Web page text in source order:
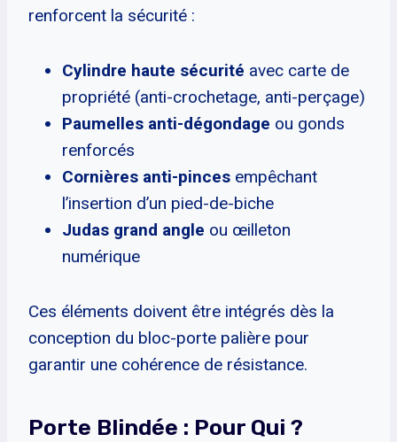
renforcent la sécurité :
Cylindre haute sécurité avec carte de
propriété (anti-crochetage, anti-perçage)
Paumelles anti-dégondage ou gonds
renforcés
Cornières anti-pinces empêchant
l’insertion d’un pied-de-biche
Judas grand angle ou œilleton
numérique
Ces éléments doivent être intégrés dès la
conception du bloc-porte palière pour
garantir une cohérence de résistance.
Porte Blindée : Pour Qui ?